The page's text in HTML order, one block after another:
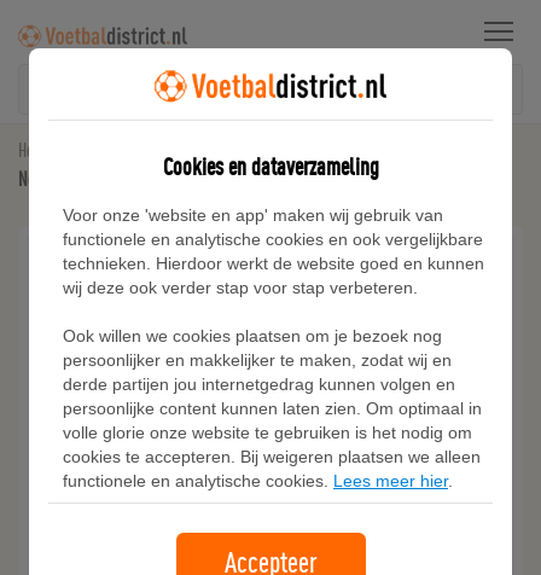
Menu
Home
Nederland 2026 Stadium Uit Nike Dri-FIT replicavoetbalshirt voor dames - Wit
Cookies en dataverzameling
Voor onze 'website en app' maken wij gebruik van
functionele en analytische cookies en ook vergelijkbare
technieken. Hierdoor werkt de website goed en kunnen
wij deze ook verder stap voor stap verbeteren.
Ook willen we cookies plaatsen om je bezoek nog
persoonlijker en makkelijker te maken, zodat wij en
derde partijen jou internetgedrag kunnen volgen en
persoonlijke content kunnen laten zien. Om optimaal in
volle glorie onze website te gebruiken is het nodig om
cookies te accepteren. Bij weigeren plaatsen we alleen
functionele en analytische cookies. Lees meer hier.
Accepteer